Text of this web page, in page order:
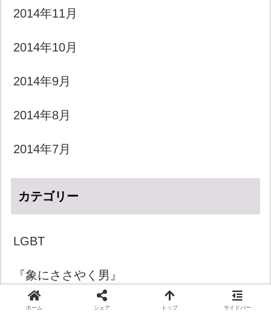
2014年11月
2014年10月
2014年9月
2014年8月
2014年7月
カテゴリー
LGBT
『象にささやく男』
きょうのダジャレ
ホーム シェア トップ サイドバー